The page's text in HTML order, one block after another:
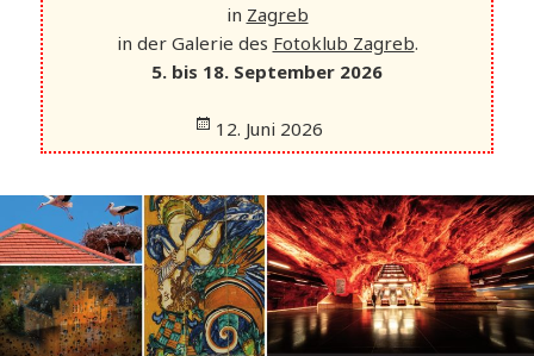
in Zagreb
in der Galerie des Fotoklub Zagreb.
5. bis 18. September 2026
12. Juni 2026